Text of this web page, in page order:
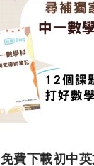
免費下載初中